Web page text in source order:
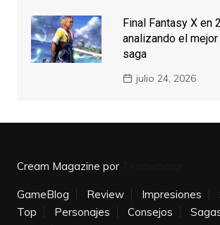
Final Fantasy X en
analizando el
saga
julio 24, 2026
Cream Magazine por
GameBlog Review Impresiones
Top
Personajes Consejos